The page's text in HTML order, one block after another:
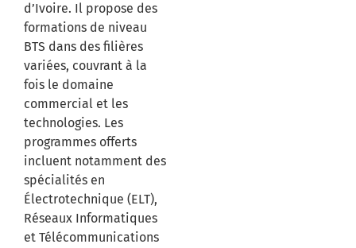
d’Ivoire. Il propose des
formations de niveau
BTS dans des filières
variées, couvrant à la
fois le domaine
commercial et les
technologies. Les
programmes offerts
incluent notamment des
spécialités en
Électrotechnique (ELT),
Réseaux Informatiques
et Télécommunications